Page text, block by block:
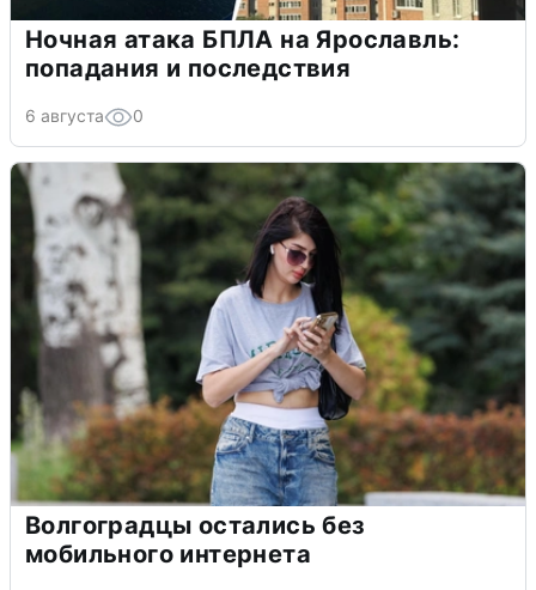
Ночная атака БПЛА на Ярославль:
попадания и последствия
6 августа 0
Волгоградцы остались без
мобильного интернета